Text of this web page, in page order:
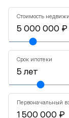
Стоимость
Срок ипотеки
Первоначальный